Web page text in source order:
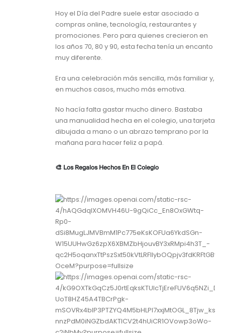
Hoy el Día del Padre suele estar asociado a
compras online, tecnología, restaurantes y
promociones. Pero para quienes crecieron en
los años 70, 80 y 90, esta fecha tenía un encanto
muy diferente.
Era una celebración más sencilla, más familiar y,
en muchos casos, mucho más emotiva.
No hacía falta gastar mucho dinero. Bastaba
una manualidad hecha en el colegio, una tarjeta
dibujada a mano o un abrazo temprano por la
mañana para hacer feliz a papá.
🎨 Los Regalos Hechos En El Colegio